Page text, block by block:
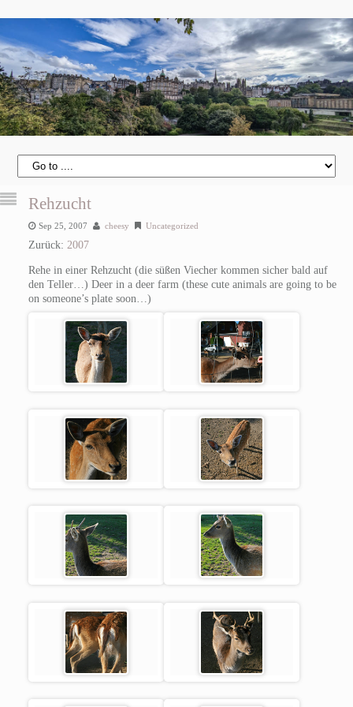
Rehzucht
Sep 25, 2007 cheesy Uncategorized
Zurück: 2007
Rehe in einer Rehzucht (die süßen Viecher kommen sicher bald auf
den Teller…) Deer in a deer farm (these cute animals are going to be
on someone’s plate soon…)